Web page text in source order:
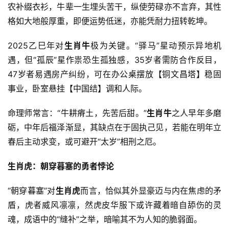
农补缀衣衫，牛辈一生埋头苦干，纵使劳碌亦不言弃，其性
格如大地般厚重，即便运势低迷，亦能凭耐力扭转乾坤。
2025乙巳年对生肖牛极为关键。“驿马”星动预示异地机
遇，但“孤辰”星作祟恐生孤独感，35岁者需防合作反目，
47岁者易遇房产纠纷，可在办公桌摆放【铜文昌塔】稳固
事业，卧室悬挂【中国结】调和人际。
命理师常言：“牛耕瘠土，先苦后甜。”生肖牛之人早年多磨
砺，中年后福泽渐显，其缺点在于固执己见，若能在明年立
春后主动求变，或可避开“太岁”相刑之厄。
生肖虎：朝穿暮塞的勇者悖论
“朝穿暮塞”对生肖虎而言，恰似其外显豪迈与内在焦虑的矛
盾，虎者威风凛凛，然虎皮华服下或许藏着暗自舔伤的灵
魂，成语中的“缝补”之举，暗喻其不为人知的脆弱面。